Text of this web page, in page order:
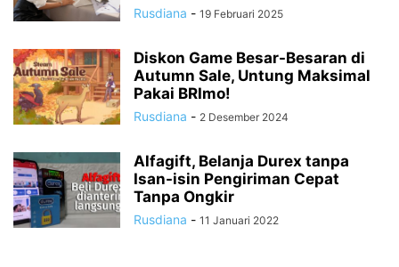
Rusdiana - 19 Februari 2025
Diskon Game Besar-Besaran di
Autumn Sale, Untung Maksimal
Pakai BRImo!
Rusdiana - 2 Desember 2024
Alfagift, Belanja Durex tanpa
Isan-isin Pengiriman Cepat
Tanpa Ongkir
Rusdiana - 11 Januari 2022